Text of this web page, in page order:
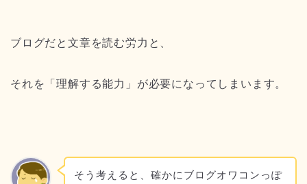
ブログだと文章を読む労力と、
それを「理解する能力」が必要になってしまいます。
そう考えると、確かにブログオワコンっぽ